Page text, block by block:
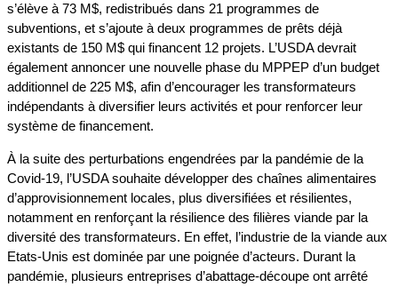
s’élève à 73 M$, redistribués dans 21 programmes de
subventions, et s’ajoute à deux programmes de prêts déjà
existants de 150 M$ qui financent 12 projets. L’USDA devrait
également annoncer une nouvelle phase du MPPEP d’un budget
additionnel de 225 M$, afin d’encourager les transformateurs
indépendants à diversifier leurs activités et pour renforcer leur
système de financement.
À la suite des perturbations engendrées par la pandémie de la
Covid-19, l’USDA souhaite développer des chaînes alimentaires
d’approvisionnement locales, plus diversifiées et résilientes,
notamment en renforçant la résilience des filières viande par la
diversité des transformateurs. En effet, l’industrie de la viande aux
Etats-Unis est dominée par une poignée d’acteurs. Durant la
pandémie, plusieurs entreprises d’abattage-découpe ont arrêté